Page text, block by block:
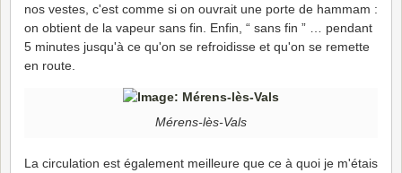
nos vestes, c'est comme si on ouvrait une porte de hammam :
on obtient de la vapeur sans fin. Enfin, “ sans fin ” … pendant
5 minutes jusqu'à ce qu'on se refroidisse et qu'on se remette
en route.
Mérens-lès-Vals
La circulation est également meilleure que ce à quoi je m'étais